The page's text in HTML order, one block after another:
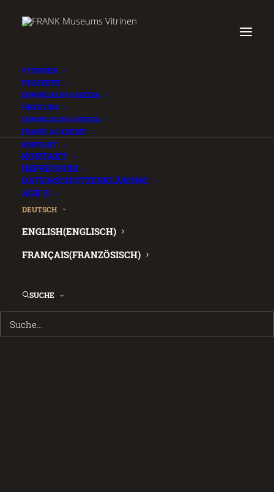
VITRINEN
PROJEKTE
DOWNLOADS & MEDIA
ÜBER UNS
DOWNLOADS & MEDIA
FRANK ACADEMY
.KONTAKT
KONTAKT
IMPRESSUM
DATENSCHUTZERKLÄRUNG
AGB´S
DEUTSCH
ENGLISH(ENGLISCH)
FRANÇAIS(FRANZÖSISCH)
SUCHE